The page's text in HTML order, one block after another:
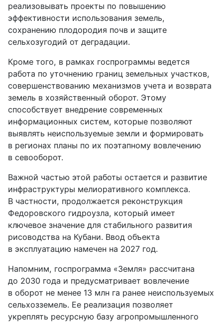
реализовывать проекты по повышению
эффективности использования земель,
сохранению плодородия почв и защите
сельхозугодий от деградации.
Кроме того, в рамках госпрограммы ведется
работа по уточнению границ земельных участков,
совершенствованию механизмов учета и возврата
земель в хозяйственный оборот. Этому
способствует внедрение современных
информационных систем, которые позволяют
выявлять неиспользуемые земли и формировать
в регионах планы по их поэтапному вовлечению
в севооборот.
Важной частью этой работы остается и развитие
инфраструктуры мелиоративного комплекса.
В частности, продолжается реконструкция
Федоровского гидроузла, который имеет
ключевое значение для стабильного развития
рисоводства на Кубани. Ввод объекта
в эксплуатацию намечен на 2027 год.
Напомним, госпрограмма «Земля» рассчитана
до 2030 года и предусматривает вовлечение
в оборот не менее 13 млн га ранее неиспользуемых
сельхозземель. Ее реализация позволяет
укреплять ресурсную базу агропромышленного